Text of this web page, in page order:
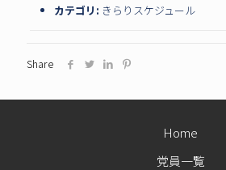
カテゴリ: きらりスケジュール
Share
党員一覧
Home